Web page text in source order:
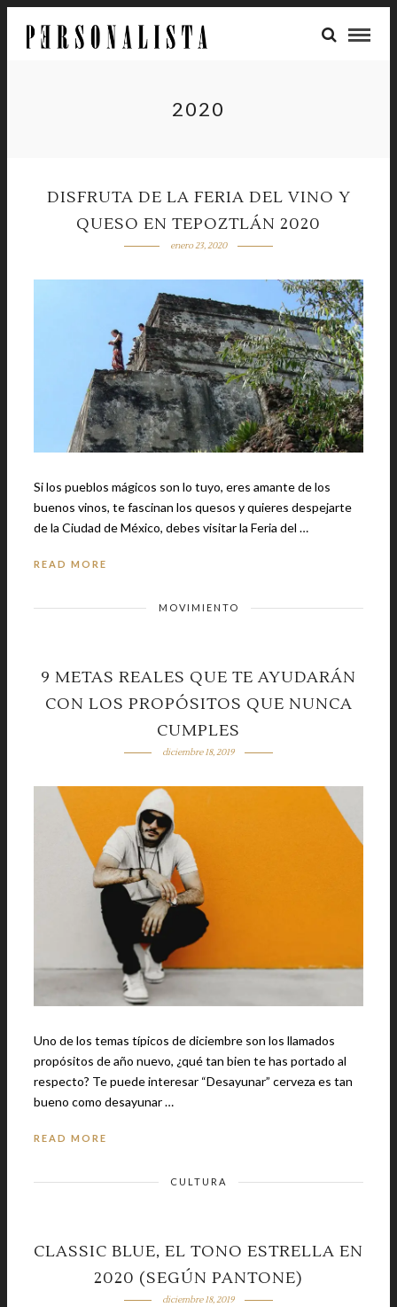
2020
DISFRUTA DE LA FERIA DEL VINO Y
QUESO EN TEPOZTLÁN 2020
enero 23, 2020
Si los pueblos mágicos son lo tuyo, eres amante de los
buenos vinos, te fascinan los quesos y quieres despejarte
de la Ciudad de México, debes visitar la Feria del …
READ MORE
MOVIMIENTO
9 METAS REALES QUE TE AYUDARÁN
CON LOS PROPÓSITOS QUE NUNCA
CUMPLES
diciembre 18, 2019
Uno de los temas típicos de diciembre son los llamados
propósitos de año nuevo, ¿qué tan bien te has portado al
respecto? Te puede interesar “Desayunar” cerveza es tan
bueno como desayunar …
READ MORE
CULTURA
CLASSIC BLUE, EL TONO ESTRELLA EN
2020 (SEGÚN PANTONE)
diciembre 18, 2019